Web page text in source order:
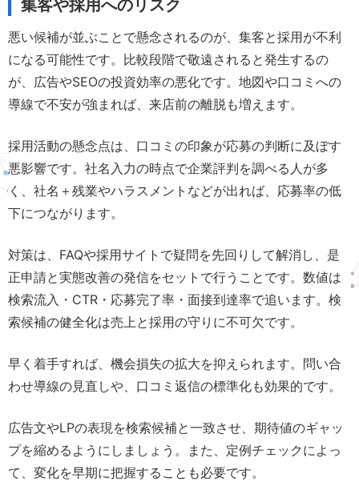
集客や採用へのリスク
悪い候補が並ぶことで懸念されるのが、集客と採用が不利
になる可能性です。比較段階で敬遠されると発生するの
が、広告やSEOの投資効率の悪化です。地図や口コミへの
導線で不安が強まれば、来店前の離脱も増えます。
採用活動の懸念点は、口コミの印象が応募の判断に及ぼす
悪影響です。社名入力の時点で企業評判を調べる人が多
く、社名＋残業やハラスメントなどが出れば、応募率の低
下につながります。
対策は、FAQや採用サイトで疑問を先回りして解消し、是
正申請と実態改善の発信をセットで行うことです。数値は
検索流入・CTR・応募完了率・面接到達率で追います。検
索候補の健全化は売上と採用の守りに不可欠です。
早く着手すれば、機会損失の拡大を抑えられます。問い合
わせ導線の見直しや、口コミ返信の標準化も効果的です。
広告文やLPの表現を検索候補と一致させ、期待値のギャッ
プを縮めるようにしましょう。また、定例チェックによっ
て、変化を早期に把握することも必要です。